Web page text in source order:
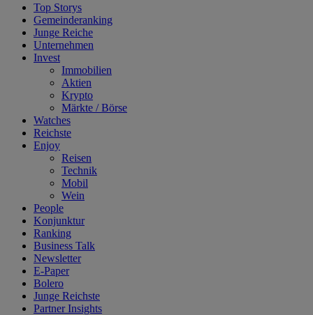
Top Storys
Gemeinderanking
Junge Reiche
Unternehmen
Invest
Immobilien
Aktien
Krypto
Märkte / Börse
Watches
Reichste
Enjoy
Reisen
Technik
Mobil
Wein
People
Konjunktur
Ranking
Business Talk
Newsletter
E-Paper
Bolero
Junge Reichste
Partner Insights